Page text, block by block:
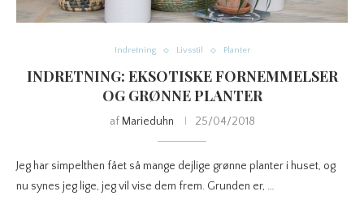
Indretning Livsstil Planter
INDRETNING: EKSOTISKE FORNEMMELSER
OG GRØNNE PLANTER
af Marieduhn 25/04/2018
Jeg har simpelthen fået så mange dejlige grønne planter i huset, og
nu synes jeg lige, jeg vil vise dem frem. Grunden er, …